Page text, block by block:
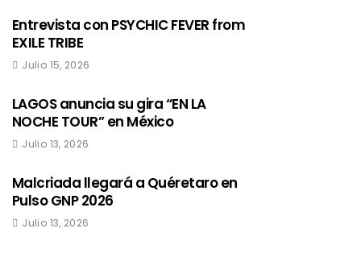
Entrevista con PSYCHIC FEVER from
EXILE TRIBE
Julio 15, 2026
LAGOS anuncia su gira “EN LA
NOCHE TOUR” en México
Julio 13, 2026
Malcriada llegará a Quéretaro en
Pulso GNP 2026
Julio 13, 2026